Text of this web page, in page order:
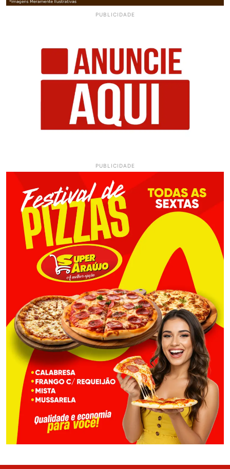
PUBLICIDADE
PUBLICIDADE